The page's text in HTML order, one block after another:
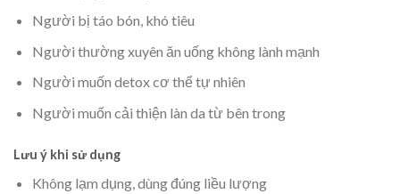
Người bị táo bón, khó tiêu
Người thường xuyên ăn uống không lành mạnh
Người muốn detox cơ thể tự nhiên
Người muốn cải thiện làn da từ bên trong
Lưu ý khi sử dụng
Không lạm dụng, dùng đúng liều lượng